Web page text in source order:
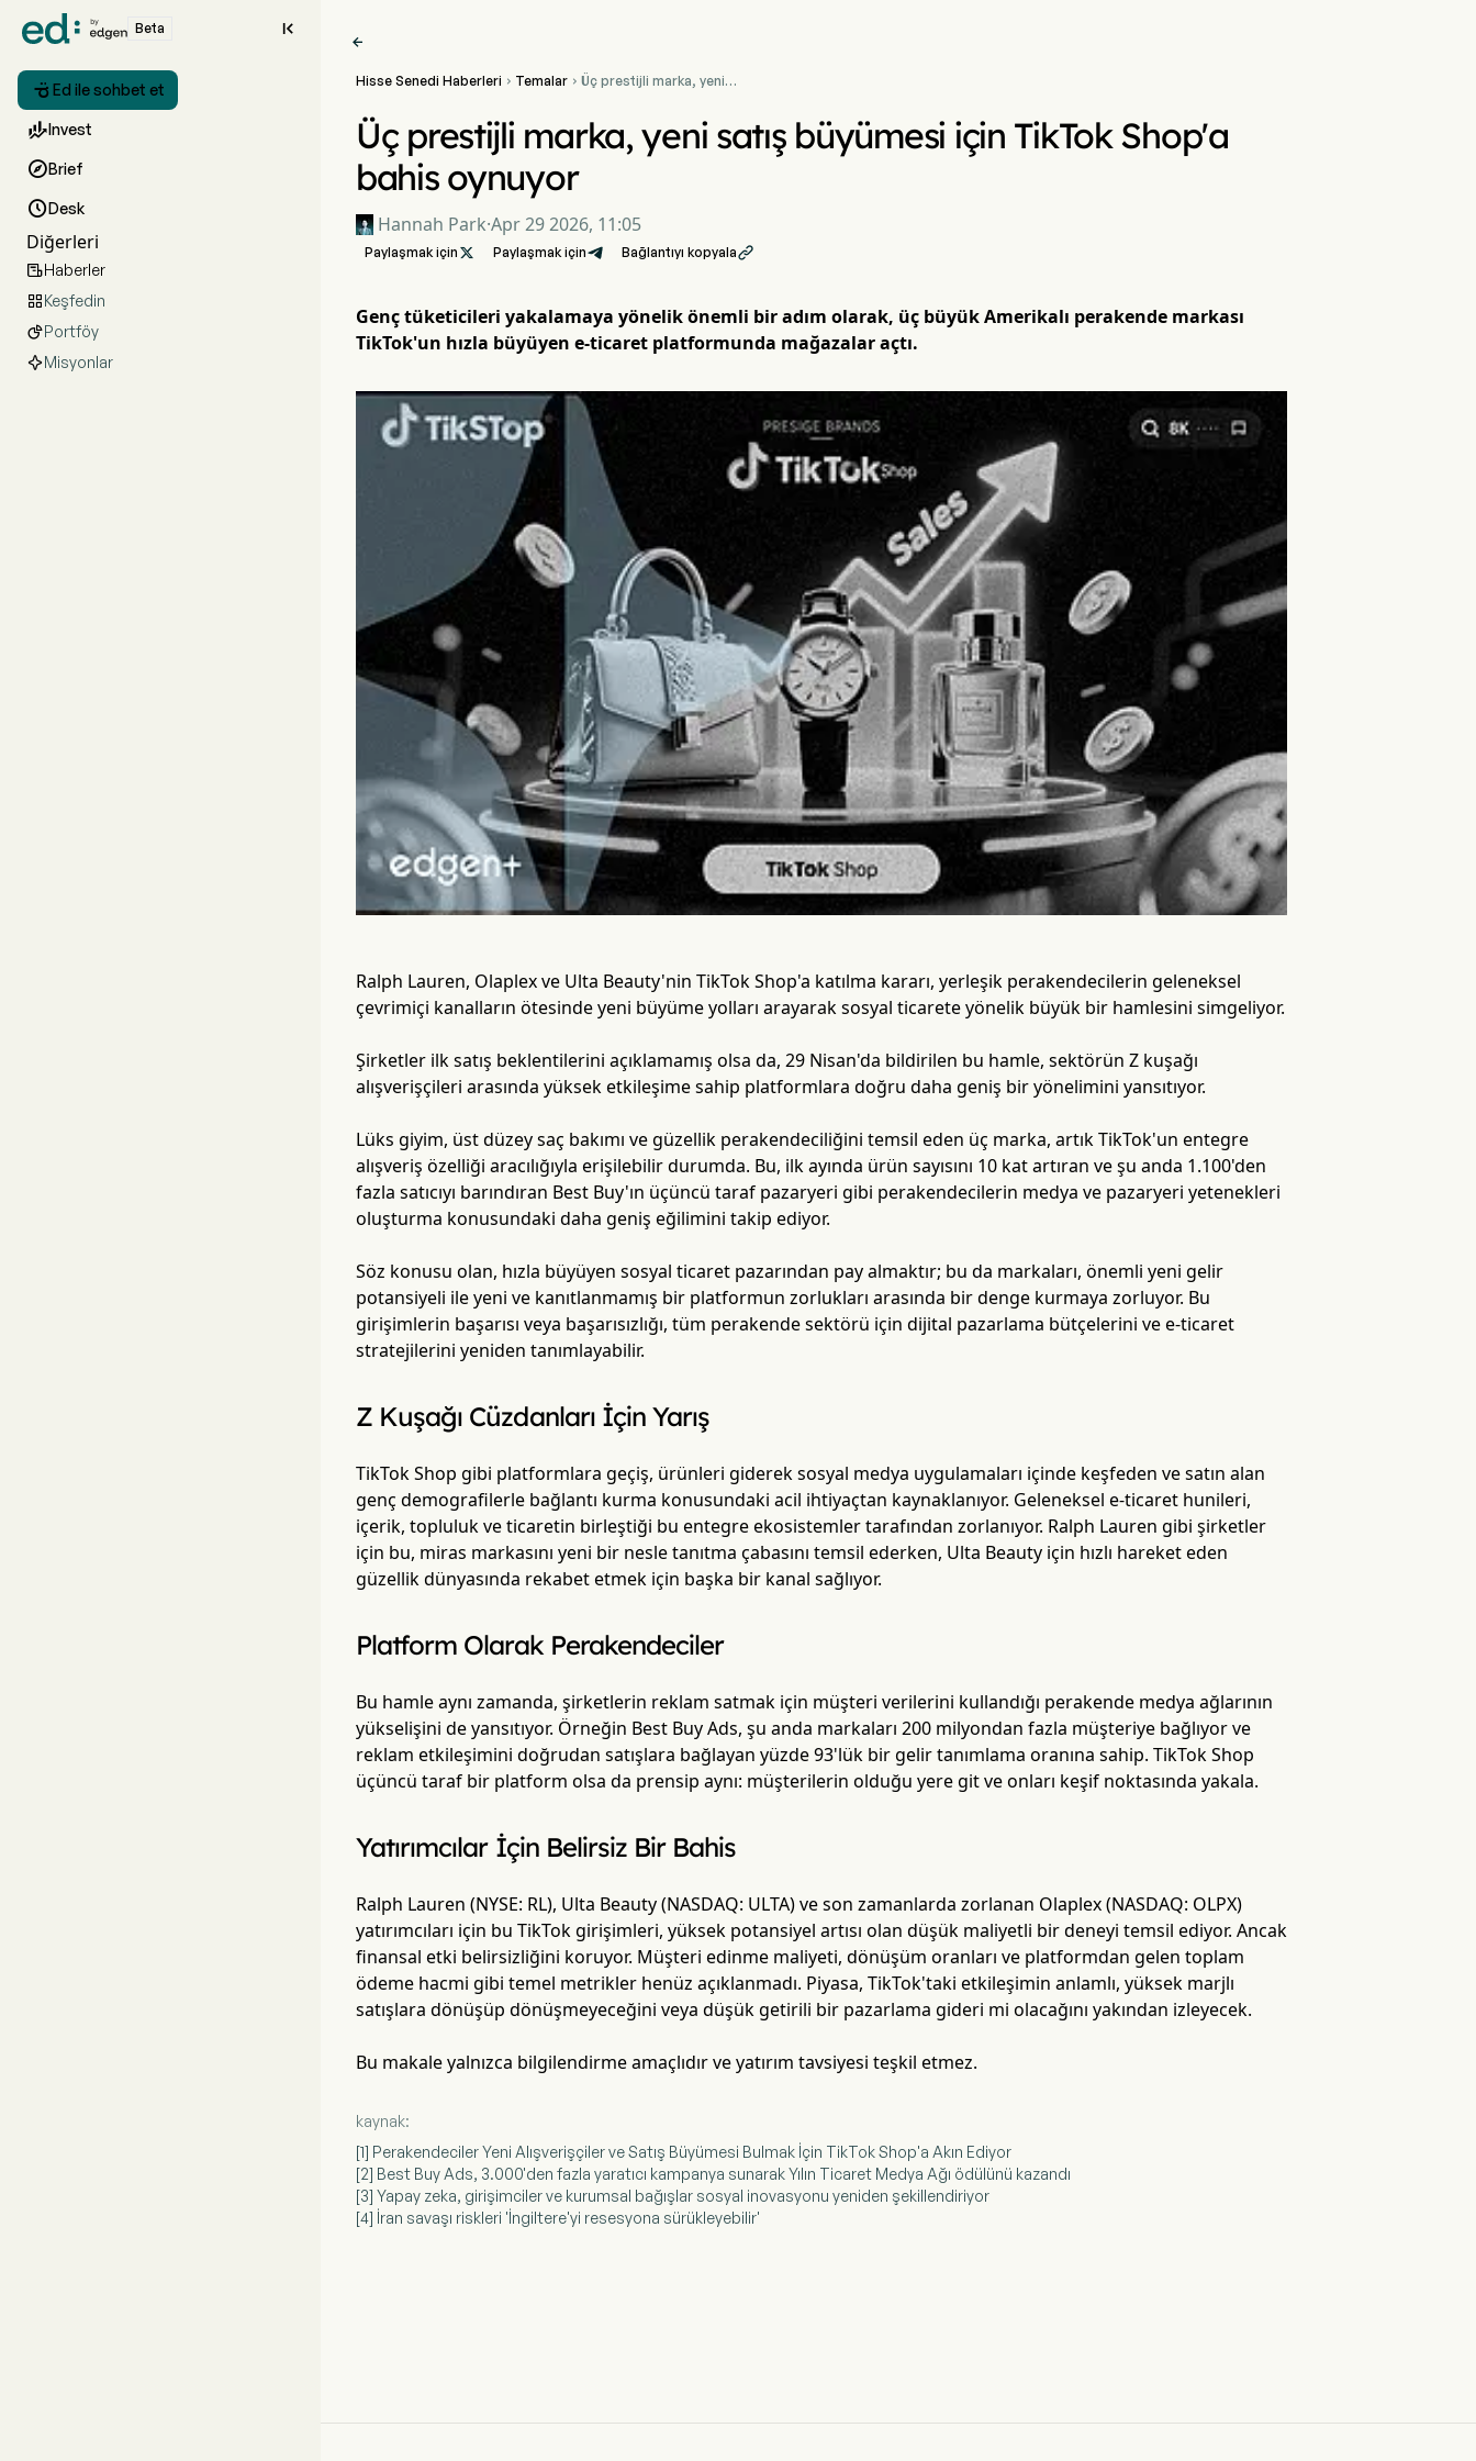
Beta 
 Ed ile sohbet et
Invest
Brief
Desk
Diğerleri
Haberler
Keşfedin
Portföy
Misyonlar

Hisse Senedi Haberleri  Temalar  Üç prestijli marka, yeni
Üç prestijli marka, yeni satış büyümesi için TikTok Shop'a
bahis oynuyor
Hannah Park·Apr 29 2026, 11:05
Paylaşmak için  Paylaşmak için Bağlantıyı kopyala
Genç tüketicileri yakalamaya yönelik önemli bir adım olarak, üç büyük Amerikalı perakende markası
TikTok'un hızla büyüyen e-ticaret platformunda mağazalar açtı.
Ralph Lauren, Olaplex ve Ulta Beauty'nin TikTok Shop'a katılma kararı, yerleşik perakendecilerin geleneksel
çevrimiçi kanalların ötesinde yeni büyüme yolları arayarak sosyal ticarete yönelik büyük bir hamlesini simgeliyor.
Şirketler ilk satış beklentilerini açıklamamış olsa da, 29 Nisan'da bildirilen bu hamle, sektörün Z kuşağı
alışverişçileri arasında yüksek etkileşime sahip platformlara doğru daha geniş bir yönelimini yansıtıyor.
Lüks giyim, üst düzey saç bakımı ve güzellik perakendeciliğini temsil eden üç marka, artık TikTok'un entegre
alışveriş özelliği aracılığıyla erişilebilir durumda. Bu, ilk ayında ürün sayısını 10 kat artıran ve şu anda 1.100'den
fazla satıcıyı barındıran Best Buy'ın üçüncü taraf pazaryeri gibi perakendecilerin medya ve pazaryeri yetenekleri
oluşturma konusundaki daha geniş eğilimini takip ediyor.
Söz konusu olan, hızla büyüyen sosyal ticaret pazarından pay almaktır; bu da markaları, önemli yeni gelir
potansiyeli ile yeni ve kanıtlanmamış bir platformun zorlukları arasında bir denge kurmaya zorluyor. Bu
girişimlerin başarısı veya başarısızlığı, tüm perakende sektörü için dijital pazarlama bütçelerini ve e-ticaret
stratejilerini yeniden tanımlayabilir.
Z Kuşağı Cüzdanları İçin Yarış
TikTok Shop gibi platformlara geçiş, ürünleri giderek sosyal medya uygulamaları içinde keşfeden ve satın alan
genç demografilerle bağlantı kurma konusundaki acil ihtiyaçtan kaynaklanıyor. Geleneksel e-ticaret hunileri,
içerik, topluluk ve ticaretin birleştiği bu entegre ekosistemler tarafından zorlanıyor. Ralph Lauren gibi şirketler
için bu, miras markasını yeni bir nesle tanıtma çabasını temsil ederken, Ulta Beauty için hızlı hareket eden
güzellik dünyasında rekabet etmek için başka bir kanal sağlıyor.
Platform Olarak Perakendeciler
Bu hamle aynı zamanda, şirketlerin reklam satmak için müşteri verilerini kullandığı perakende medya ağlarının
yükselişini de yansıtıyor. Örneğin Best Buy Ads, şu anda markaları 200 milyondan fazla müşteriye bağlıyor ve
reklam etkileşimini doğrudan satışlara bağlayan yüzde 93'lük bir gelir tanımlama oranına sahip. TikTok Shop
üçüncü taraf bir platform olsa da prensip aynı: müşterilerin olduğu yere git ve onları keşif noktasında yakala.
Yatırımcılar İçin Belirsiz Bir Bahis
Ralph Lauren (NYSE: RL), Ulta Beauty (NASDAQ: ULTA) ve son zamanlarda zorlanan Olaplex (NASDAQ: OLPX)
yatırımcıları için bu TikTok girişimleri, yüksek potansiyel artısı olan düşük maliyetli bir deneyi temsil ediyor. Ancak
finansal etki belirsizliğini koruyor. Müşteri edinme maliyeti, dönüşüm oranları ve platformdan gelen toplam
ödeme hacmi gibi temel metrikler henüz açıklanmadı. Piyasa, TikTok'taki etkileşimin anlamlı, yüksek marjlı
satışlara dönüşüp dönüşmeyeceğini veya düşük getirili bir pazarlama gideri mi olacağını yakından izleyecek.
Bu makale yalnızca bilgilendirme amaçlıdır ve yatırım tavsiyesi teşkil etmez.
kaynak:
[1] Perakendeciler Yeni Alışverişçiler ve Satış Büyümesi Bulmak İçin TikTok Shop'a Akın Ediyor
[2] Best Buy Ads, 3.000'den fazla yaratıcı kampanya sunarak Yılın Ticaret Medya Ağı ödülünü kazandı
[3] Yapay zeka, girişimciler ve kurumsal bağışlar sosyal inovasyonu yeniden şekillendiriyor
[4] İran savaşı riskleri 'İngiltere'yi resesyona sürükleyebilir'